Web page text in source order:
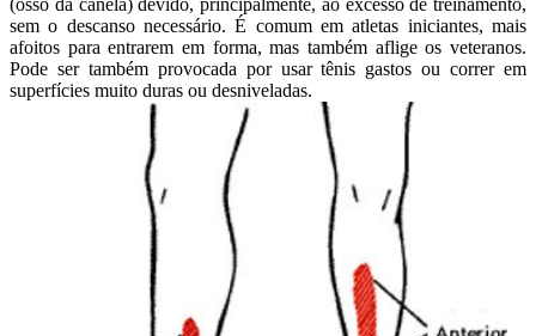
sem o descanso necessário. É comum em atletas iniciantes, mais
afoitos para entrarem em forma, mas também aflige os veteranos.
Pode ser também provocada por usar tênis gastos ou correr em
superfícies muito duras ou desniveladas.